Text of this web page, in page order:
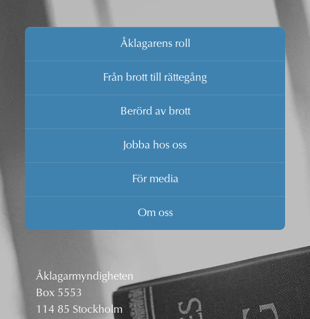
Åklagarens roll
Från brott till rättegång
Berörd av brott
Jobba hos oss
För media
Om oss
Åklagarmyndigheten
Box 5553
114 85 Stockholm